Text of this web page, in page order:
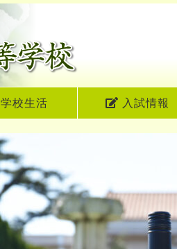
学校生活 入試情報